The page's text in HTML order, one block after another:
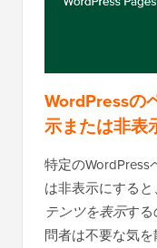
WordPressの
示または非表
特定のWordPress
は非表示にすると、
テンツを表示する
問者は不要な気